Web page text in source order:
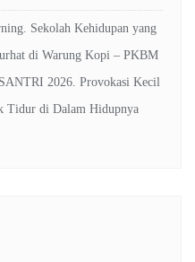
Sekolah Kehidupan yang
di Warung Kopi – PKBM
2026. Provokasi Kecil
Tidur di Dalam Hidupnya